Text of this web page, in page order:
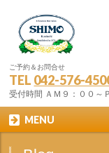
ご予約＆お問合せ
TEL 042-576-
受付時間 ＡＭ９：００～
MENU